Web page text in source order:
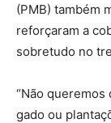
(PMB) também
reforçaram a
sobretudo no
“Não
gado ou